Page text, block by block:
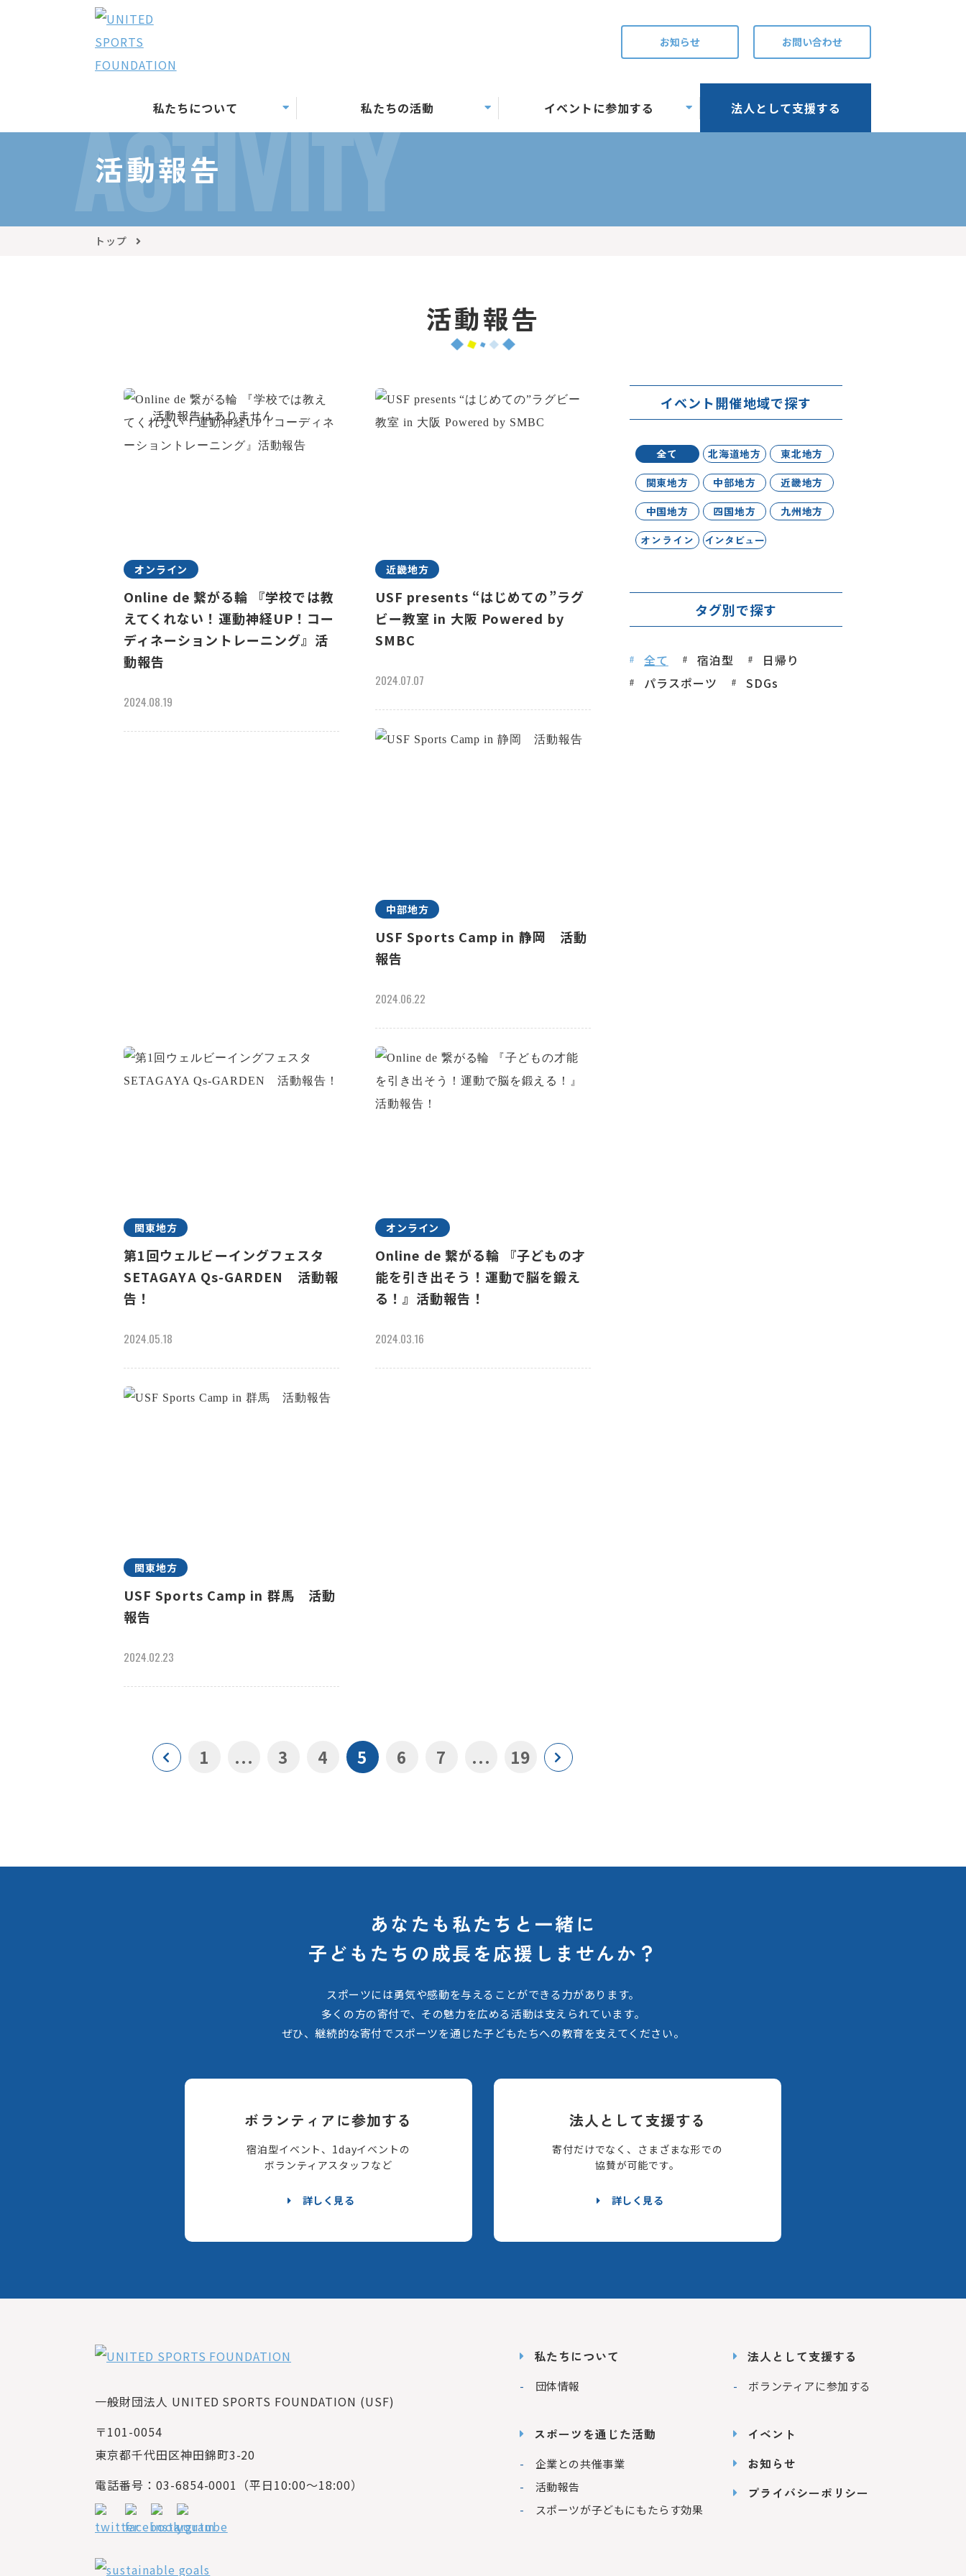
お知らせ お問い合わせ
私たちについて 私たちの活動 イベントに参加する 法人として支援する
ACTIVITY
活動報告
トップ
活動報告
オンライン
Online de 繋がる輪 『学校では教
えてくれない！運動神経UP！コー
ディネーショントレーニング』活
動報告
2024.08.19
近畿地方
USF presents “はじめての”ラグ
ビー教室 in 大阪 Powered by
SMBC
2024.07.07
中部地方
USF Sports Camp in 静岡 活動
報告
2024.06.22
関東地方
第1回ウェルビーイングフェスタ
SETAGAYA Qs-GARDEN 活動報
告！
2024.05.18
オンライン
Online de 繋がる輪 『子どもの才
能を引き出そう！運動で脳を鍛え
る！』活動報告！
2024.03.16
関東地方
USF Sports Camp in 群馬 活動
報告
2024.02.23
1 ... 3 4 5 6 7 ... 19
イベント開催地域で探す
全て 北海道地方
東北地方
関東地方
中部地方
近畿地方
中国地方
四国地方
九州地方
オンライン
インタビュー
タグ別で探す
全て 宿泊型
日帰り
パラスポーツ
SDGs
あなたも私たちと一緒に
子どもたちの成長を応援しませんか？
スポーツには勇気や感動を与えることができる力があります。
多くの方の寄付で、その魅力を広める活動は支えられています。
ぜひ、継続的な寄付でスポーツを通じた子どもたちへの教育を支えてください。
ボランティアに参加する
宿泊型イベント、1dayイベントの
ボランティアスタッフなど
詳しく見る
法人として支援する
寄付だけでなく、さまざまな形での
協賛が可能です。
詳しく見る
一般財団法人 UNITED SPORTS FOUNDATION (USF)
〒101-0054
東京都千代田区神田錦町3-20
電話番号：03-6854-0001（平日10:00～18:00）
私たちについて
団体情報
スポーツを通じた活動
企業との共催事業
活動報告
スポーツが子どもにもたらす効果
法人として支援する
ボランティアに参加する
イベント
お知らせ
プライバシーポリシー